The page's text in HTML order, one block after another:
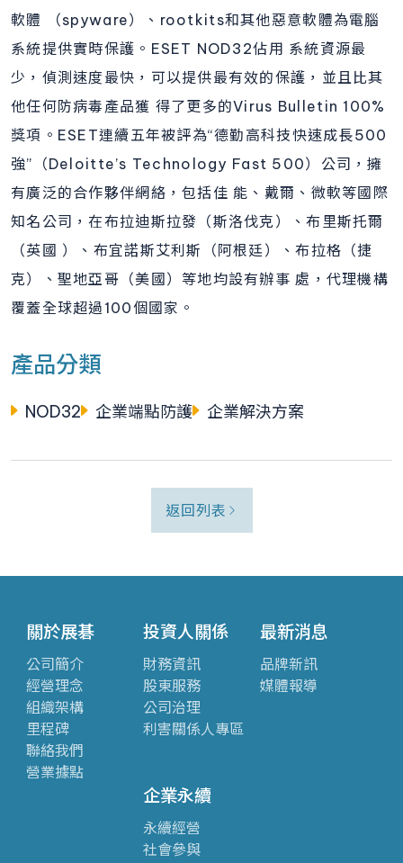
軟體 （spyware）、rootkits和其他惡意軟體為電腦
系統提供實時保護。ESET NOD32佔用 系統資源最
少，偵測速度最快，可以提供最有效的保護，並且比其
他任何防病毒產品獲 得了更多的Virus Bulletin 100%
獎項。ESET連續五年被評為“德勤高科技快速成長500
強”（Deloitte’s Technology Fast 500）公司，擁
有廣泛的合作夥伴網絡，包括佳 能、戴爾、微軟等國際
知名公司，在布拉迪斯拉發（斯洛伐克）、布里斯托爾
（英國 ）、布宜諾斯艾利斯（阿根廷）、布拉格（捷
克）、聖地亞哥（美國）等地均設有辦事 處，代理機構
覆蓋全球超過100個國家。
產品分類
NOD32 企業端點防護 企業解決方案
返回列表
關於展碁
公司簡介
經營理念
組織架構
里程碑
聯絡我們
營業據點
投資人關係
財務資訊
股東服務
公司治理
利害關係人專區
最新消息
品牌新訊
媒體報導
企業永續
永續經營
社會參與